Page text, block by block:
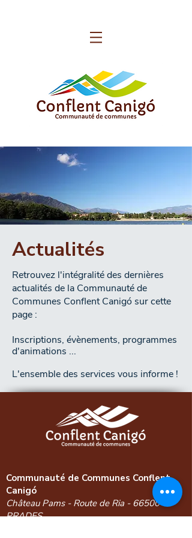
Actualités
Retrouvez l'intégralité des dernières
actualités de la Communauté de
Communes Conflent Canigó sur cette
page :
Inscriptions, évènements, programmes
d'animations ...
L'ensemble des services vous informe !
Communauté de Communes Conflent
Canigó
Château Pams - Route de Ria - 66500
PRADES